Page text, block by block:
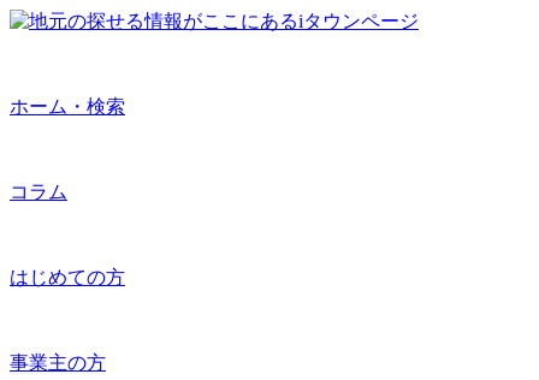
ホーム・検索
コラム
はじめての方
事業主の方